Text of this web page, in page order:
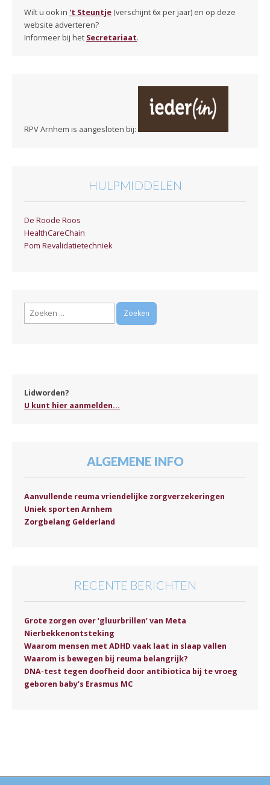
Wilt u ook in 't Steuntje (verschijnt 6x per jaar) en op deze
website adverteren?
Informeer bij het Secretariaat.
RPV Arnhem is aangesloten bij:
HULPMIDDELEN
De Roode Roos
HealthCareChain
Pom Revalidatietechniek
Zoeken
Lidworden?
U kunt hier aanmelden...
ALGEMENE INFO
Aanvullende reuma vriendelijke zorgverzekeringen
Uniek sporten Arnhem
Zorgbelang Gelderland
RECENTE BERICHTEN
Grote zorgen over ‘gluurbrillen’ van Meta
Nierbekkenontsteking
Waarom mensen met ADHD vaak laat in slaap vallen
Waarom is bewegen bij reuma belangrijk?
DNA-test tegen doofheid door antibiotica bij te vroeg
geboren baby’s Erasmus MC